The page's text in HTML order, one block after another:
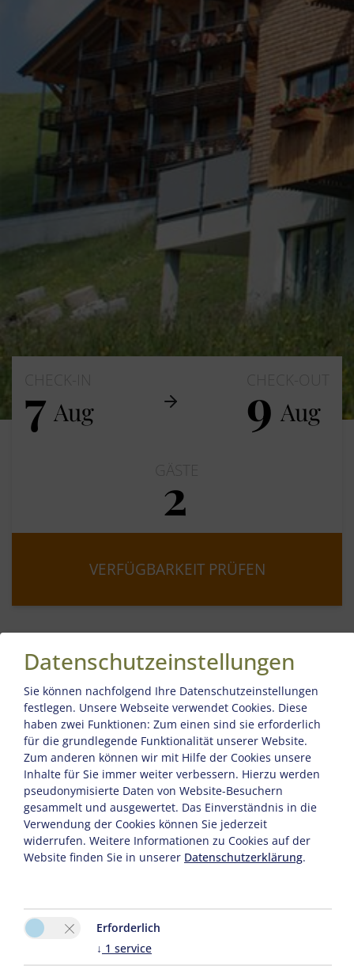
7 Aug 9 Aug
2
Erholung tut Leib und
Seele wohl!
Umgeben von der schönen Bergwelt und der ideale Ort
zum relaxen & es sich gut gehen lassen. Besuchen Sie
uns im Haus Montana.
Herzlich Willkommen in Damüls
Unser Haus steht im sonnigen Oberdamüls und ist der
ideale Ausgangspunkt für alles, was das Herz im Urlaub
in den Bergen begehrt.
Datenschutzeinstellungen
Sie können nachfolgend Ihre Datenschutzeinstellungen
festlegen. Unsere Webseite verwendet Cookies. Diese
haben zwei Funktionen: Zum einen sind sie erforderlich
für die grundlegende Funktionalität unserer Website.
Zum anderen können wir mit Hilfe der Cookies unsere
Inhalte für Sie immer weiter verbessern. Hierzu werden
pseudonymisierte Daten von Website-Besuchern
gesammelt und ausgewertet. Das Einverständnis in die
Verwendung der Cookies können Sie jederzeit
widerrufen. Weitere Informationen zu Cookies auf der
Website finden Sie in unserer Datenschutzerklärung.
Erforderlich
↓ 1 service